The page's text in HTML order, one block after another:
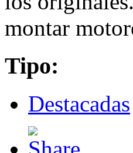
montar
Tipo:
Destacadas